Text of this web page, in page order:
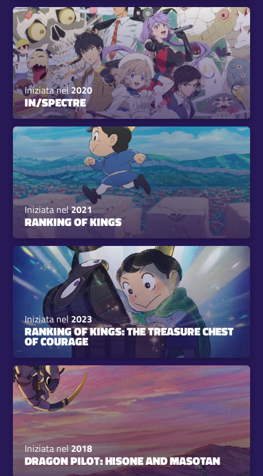
Iniziata nel2020
IN/SPECTRE
Iniziata nel2021
RANKING OF KINGS
Iniziata nel2023
RANKING OF KINGS: THE TREASURE CHEST
OF COURAGE
Iniziata nel2018
DRAGON PILOT: HISONE AND MASOTAN